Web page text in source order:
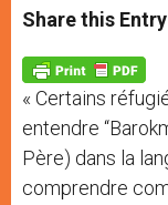
t
s
p
p
s
e
g
e
r
e
b
o
k
Share this Entry
« Certains
entendre
Père) dans la
comprendre